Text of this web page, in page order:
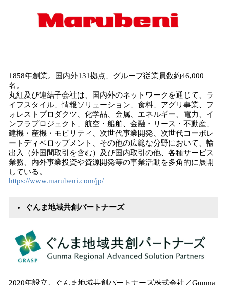
1858年創業。国内外131拠点、グループ従業員数約46,000
名。
丸紅及び連結子会社は、国内外のネットワークを通じて、ラ
イフスタイル、情報ソリューション、食料、アグリ事業、フ
ォレストプロダクツ、化学品、金属、エネルギー、電力、イ
ンフラプロジェクト、航空・船舶、金融・リース・不動産、
建機・産機・モビリティ、次世代事業開発、次世代コーポレ
ートディベロップメント、その他の広範な分野において、輸
出入（外国間取引を含む）及び国内取引の他、各種サービス
業務、内外事業投資や資源開発等の事業活動を多角的に展開
している。
https://www.marubeni.com/jp/
ぐんま地域共創パートナーズ
2020年設立。ぐんま地域共創パートナーズ株式会社／Gunma